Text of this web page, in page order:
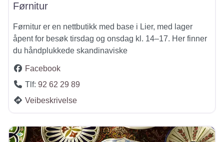
Førnitur
Førnitur er en nettbutikk med base i Lier, med lager
åpent for besøk tirsdag og onsdag kl. 14–17. Her finner
du håndplukkede skandinaviske
Facebook
Tlf: 92 62 29 89
Veibeskrivelse